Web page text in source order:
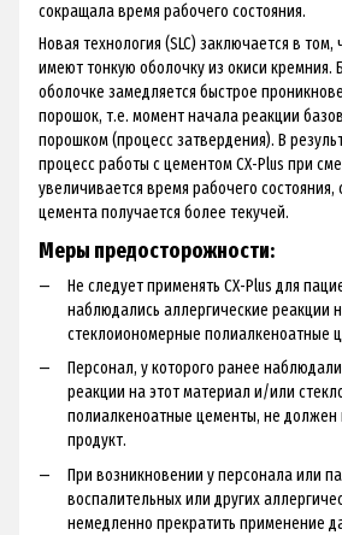
сокращала время рабочего состояния.
Новая технология (SLC) заключается в том,
имеют тонкую оболочку из окиси кремния.
оболочке замедляется быстрое
порошок, т.е. момент начала реакции
порошком (процесс затвердения). В
процесс работы с цементом CX-Plus при
увеличивается время рабочего состояния,
цемента получается более текучей.
Меры предосторожности:
Не следует применять CX-Plus для
наблюдались аллергические реакции
стеклоиономерные полиалкеноатные
Персонал, у которого ранее
реакции на этот материал и/или
полиалкеноатные цементы, не должен
продукт.
При возникновении у персонала или
воспалительных или других
немедленно прекратить применение